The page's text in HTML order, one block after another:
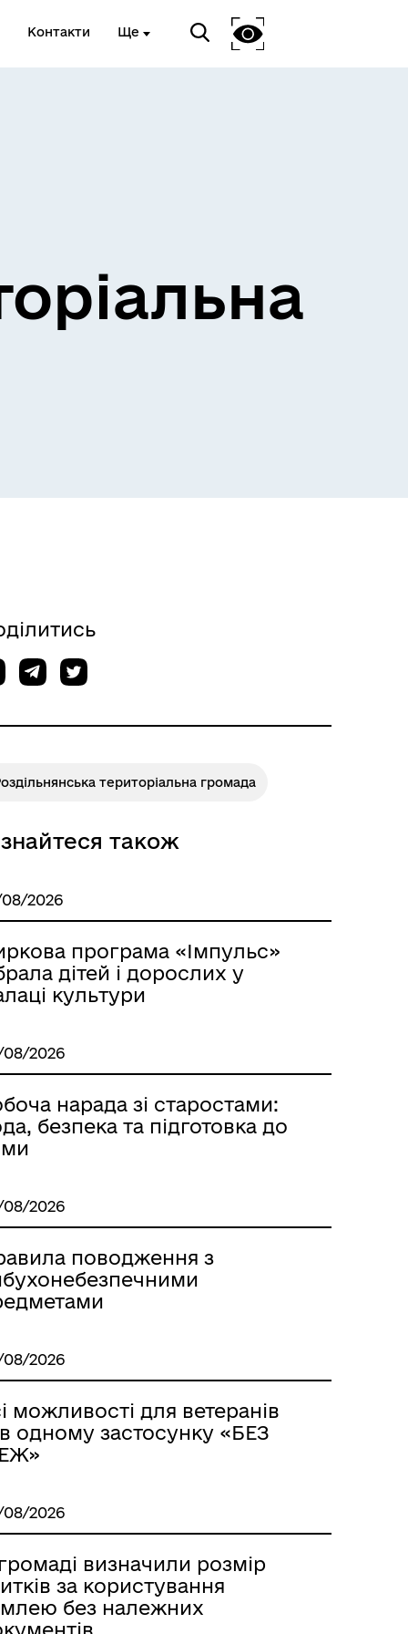
Контакти Ще
територіальна громада
також
2026
програма «Імпульс»
дітей і дорослих у
культури
2026
нарада зі старостами:
безпека та підготовка до
2026
поводження з
2026
можливості для ветеранів
одному застосунку «БЕЗ
2026
визначили розмір
за користування
без належних